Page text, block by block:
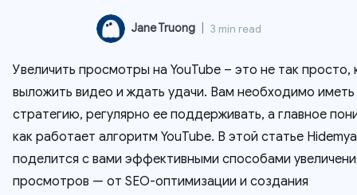
Jane Truong 3 min read
Увеличить просмотры на YouTube – это не так просто,
выложить видео и ждать удачи. Вам необходимо
стратегию, регулярно ее поддерживать, а главное
как работает алгоритм YouTube. В этой статье
поделится с вами эффективными способами
просмотров — от SEO-оптимизации и создания